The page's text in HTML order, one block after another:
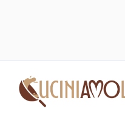
contenuto